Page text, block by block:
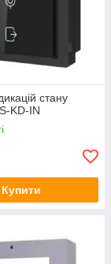
стану
KD-IN
Купити